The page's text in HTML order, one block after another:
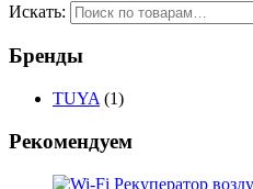
Искать:
Бренды
TUYA (1)
Рекомендуем